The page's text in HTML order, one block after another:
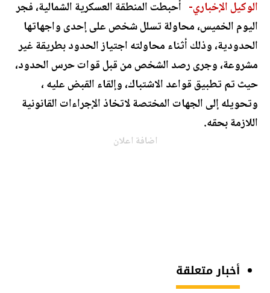
الوكيل الإخباري- أحبطت المنطقة العسكرية الشمالية، فجر
اليوم الخميس، محاولة تسلل شخص على إحدى واجهاتها
الحدودية، وذلك أثناء محاولته اجتياز الحدود بطريقة غير
مشروعة، وجرى رصد الشخص من قبل قوات حرس الحدود،
حيث تم تطبيق قواعد الاشتباك، وإلقاء القبض عليه ،
وتحويله إلى الجهات المختصة لاتخاذ الإجراءات القانونية
اللازمة بحقه.
اضافة اعلان
أخبار متعلقة